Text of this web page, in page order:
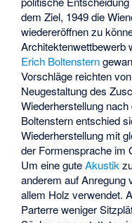
dem Ziel, 1949 die
wiedereröffnen zu
Architektenwettbewerb
Erich Boltenstern
Vorschläge reichten
Neugestaltung des
Wiederherstellung
Boltenstern entschied
Wiederherstellung mit
der Formensprache im
Um eine guteAkustik
anderem auf Anregung
allem Holz verwendet.
Parterre weniger